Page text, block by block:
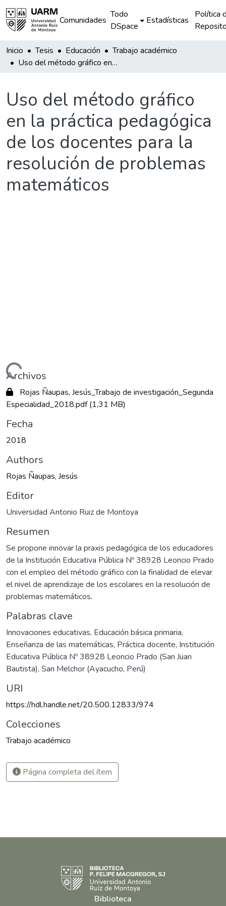
Comunidades
Todo
DSpace
Estadísticas
Política
Inicio Tesis Educación
Trabajo académico
Uso del método gráfico en la práctica pedagógica de los docentes para la resolución de problemas matemáticos
Uso del método gráfico
en la práctica pedagógica
de los docentes para la
resolución de problemas
matemáticos
Cargando...
Archivos
Rojas Ñaupas, Jesús_Trabajo de investigación_Segunda
Especialidad_2018.pdf(1,31 MB)
Fecha
2018
Authors
Rojas Ñaupas, Jesús
Editor
Universidad Antonio Ruiz de Montoya
Resumen
Se propone innovar la praxis pedagógica de los educadores
de la Institución Educativa Pública Nº 38928 Leoncio Prado
con el empleo del método gráfico con la finalidad de elevar
el nivel de aprendizaje de los escolares en la resolución de
problemas matemáticos.
Palabras clave
Innovaciones educativas, Educación básica primaria,
Enseñanza de las matemáticas, Práctica docente, Institución
Educativa Pública Nº 38928 Leoncio Prado (San Juan
Bautista), San Melchor (Ayacucho, Perú)
URI
https://hdl.handle.net/20.500.12833/974
Colecciones
Trabajo académico
Página completa del ítem
Biblioteca